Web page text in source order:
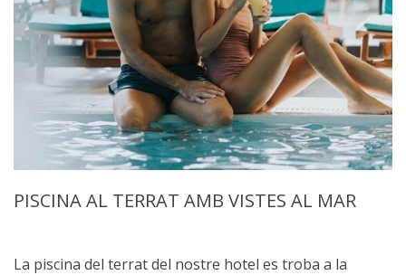
Horari: 10:00 h – 20:00 h
PISCINA AL TERRAT AMB VISTES AL MAR
La piscina del terrat del nostre hotel es troba a la